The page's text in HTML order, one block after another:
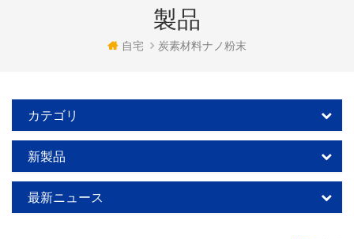
製品
自宅 炭素材料ナノ粉末
カテゴリ
新製品
最新ニュース